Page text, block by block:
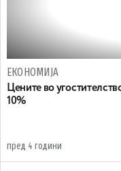
ЕКОНОМИЈА
Цените во
10%
пред 4 години